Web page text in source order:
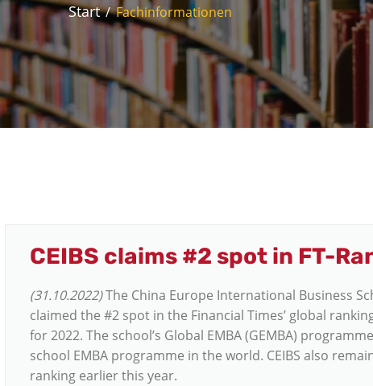
Start Fachinformationen
CEIBS claims #2 spot in FT-
(31.10.2022)The China Europe International Business
claimed the #2 spot in the Financial Times’ global
for 2022. The school’s Global EMBA (GEMBA)
school EMBA programme in the world. CEIBS also
ranking earlier this year.